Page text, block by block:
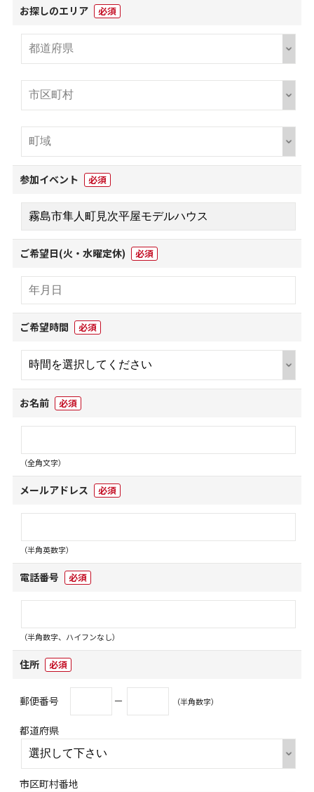
お探しのエリア 必須
参加イベント 必須
ご希望日(火・水曜定休) 必須
ご希望時間 必須
お名前 必須
（全角文字）
メールアドレス 必須
（半角英数字）
電話番号 必須
（半角数字、ハイフンなし）
住所 必須
郵便番号 － （半角数字）
都道府県
市区町村番地